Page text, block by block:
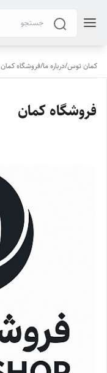
کمان توس/درباره ما/فروشگاه کمان
فروشگاه کمان